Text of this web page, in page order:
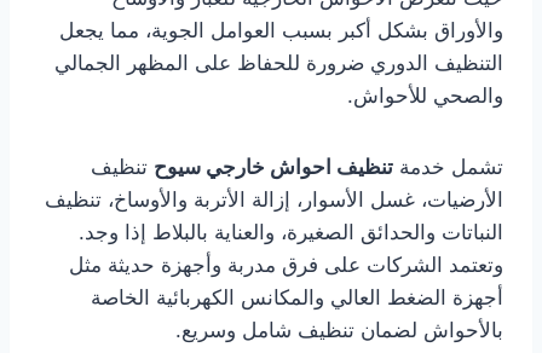
والأوراق بشكل أكبر بسبب العوامل الجوية، مما يجعل
التنظيف الدوري ضرورة للحفاظ على المظهر الجمالي
والصحي للأحواش.
تشمل خدمة تنظيف احواش خارجي سيوح تنظيف
الأرضيات، غسل الأسوار، إزالة الأتربة والأوساخ، تنظيف
النباتات والحدائق الصغيرة، والعناية بالبلاط إذا وجد.
وتعتمد الشركات على فرق مدربة وأجهزة حديثة مثل
أجهزة الضغط العالي والمكانس الكهربائية الخاصة
بالأحواش لضمان تنظيف شامل وسريع.